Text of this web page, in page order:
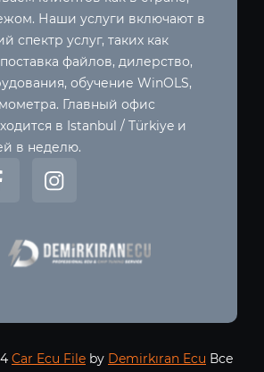
Наши услуги включают в
спектр услуг, таких как
файлов, дилерство,
обучение WinOLS,
Главный офис
в Istanbul / Türkiye и
в неделю.
Car Ecu File by Demirkıran Ecu Все